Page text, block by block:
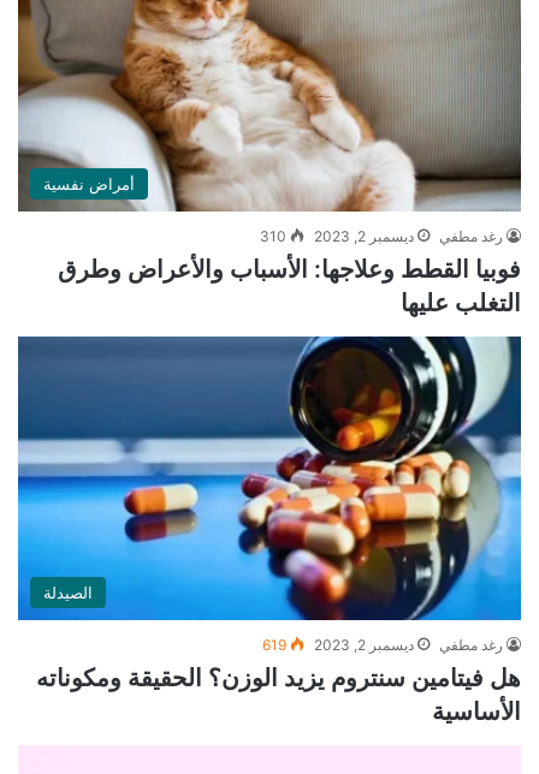
أمراض نفسية
رغد مطفي ديسمبر 2, 2023 310
فوبيا القطط وعلاجها: الأسباب والأعراض وطرق
التغلب عليها
الصيدلة
رغد مطفي ديسمبر 2, 2023 619
هل فيتامين سنتروم يزيد الوزن؟ الحقيقة ومكوناته
الأساسية